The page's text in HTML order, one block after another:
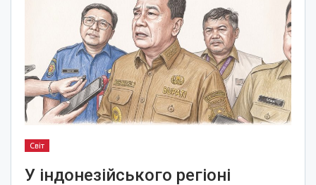
Світ
У індонезійського регіоні